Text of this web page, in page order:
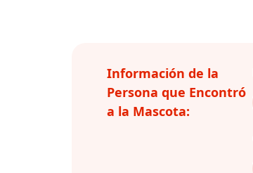
Información de la
Persona que Encontró
a la Mascota: